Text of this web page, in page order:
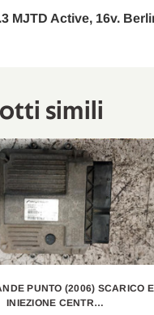
MJTD Active, 16v.
simili
PUNTO (2006) SCARICO E
INIEZIONE CENTR…